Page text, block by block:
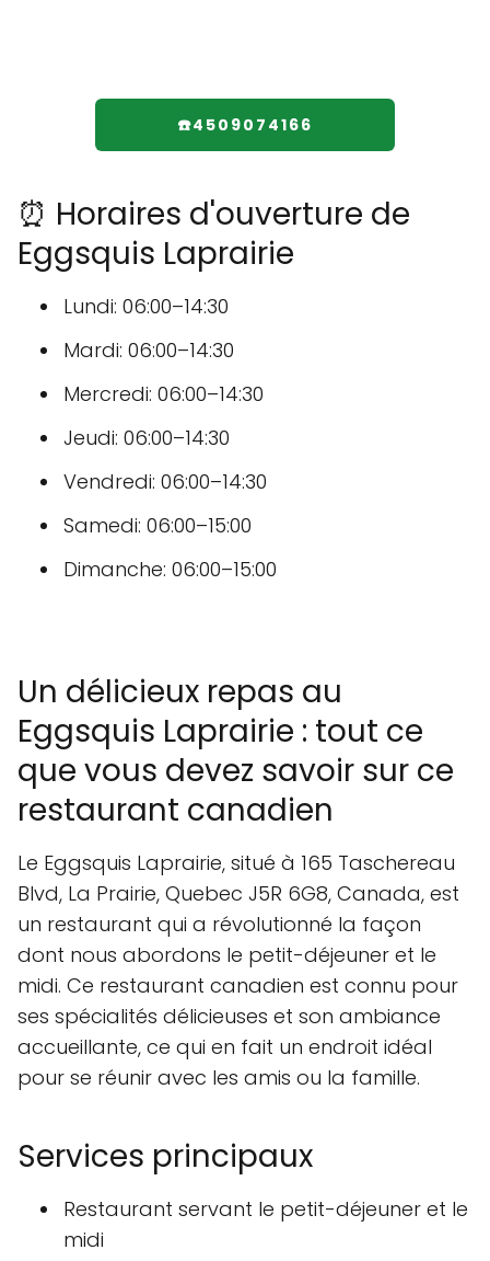
☎️4509074166
⏰ Horaires d'ouverture de
Eggsquis Laprairie
Lundi: 06:00–14:30
Mardi: 06:00–14:30
Mercredi: 06:00–14:30
Jeudi: 06:00–14:30
Vendredi: 06:00–14:30
Samedi: 06:00–15:00
Dimanche: 06:00–15:00
Un délicieux repas au
Eggsquis Laprairie : tout ce
que vous devez savoir sur ce
restaurant canadien
Le Eggsquis Laprairie, situé à 165 Taschereau
Blvd, La Prairie, Quebec J5R 6G8, Canada, est
un restaurant qui a révolutionné la façon
dont nous abordons le petit-déjeuner et le
midi. Ce restaurant canadien est connu pour
ses spécialités délicieuses et son ambiance
accueillante, ce qui en fait un endroit idéal
pour se réunir avec les amis ou la famille.
Services principaux
Restaurant servant le petit-déjeuner et le
midi